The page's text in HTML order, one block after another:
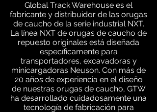
Global Track Warehouse es el
fabricante y distribuidor de las orugas
de caucho de la serie industrial NXT.
La línea NXT de orugas de caucho de
repuesto originales está diseñada
específicamente para
transportadores, excavadoras y
minicargadoras Neuson. Con más de
20 años de experiencia en el diseño
de nuestras orugas de caucho, GTW
ha desarrollado cuidadosamente una
tecnología de fabricación para